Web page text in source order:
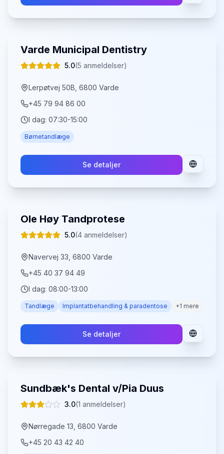
Varde Municipal Dentistry
5.0(5 anmeldelser)
Lerpøtvej 50B, 6800 Varde
+45 79 94 86 00
I dag: 07:30-15:00
Børnetandlæge
Se detaljer
Ole Høy Tandprotese
5.0(4 anmeldelser)
Navervej 33, 6800 Varde
+45 40 37 94 49
I dag: 08:00-13:00
Tandlæge Implantatbehandling & paradentose +1 mere
Se detaljer
Sundbæk's Dental v/Pia Duus
3.0(1 anmeldelser)
Nørregade 13, 6800 Varde
+45 20 43 42 40